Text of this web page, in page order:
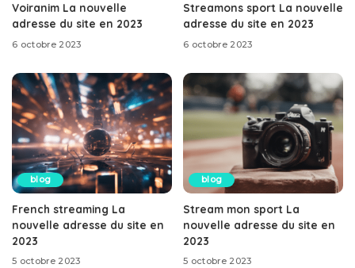
Voiranim La nouvelle
adresse du site en 2023
6 octobre 2023
Streamons sport La nouvelle
adresse du site en 2023
6 octobre 2023
blog
French streaming La
nouvelle adresse du site en
2023
5 octobre 2023
blog
Stream mon sport La
nouvelle adresse du site en
2023
5 octobre 2023